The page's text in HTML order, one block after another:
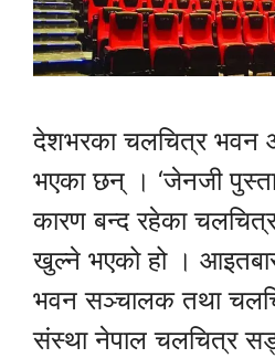
देशभरका चलचित्र
भएका छन् । ‘जेनजी
कारण बन्द रहेका
खुल्ने भएको हो ।
भवन सञ्चालक तथा
संस्था नेपाल चलचित्र